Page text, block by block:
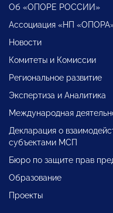
Об «ОПОРЕ РОССИИ»
Ассоциация «НП
Новости
Комитеты и Комиссии
Региональное развитие
Экспертиза и Аналитика
Международная
Декларация о
субъектами МСП
Бюро по защите прав
Образование
Проекты